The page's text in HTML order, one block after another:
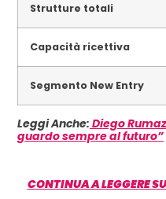
Strutture totali
Capacità ricettiva
Segmento New Entry
Leggi Anche: Diego
guardo sempre al futuro”
CONTINUA A LEGGERE